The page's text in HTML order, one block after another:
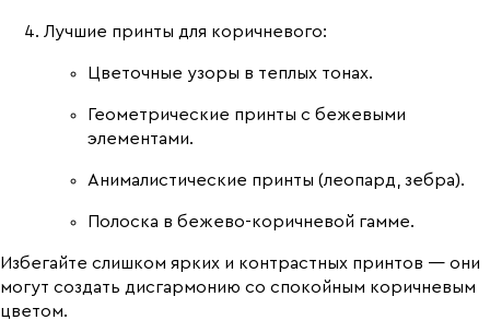
Лучшие принты для коричневого:
Цветочные узоры в теплых тонах.
Геометрические принты с бежевыми
элементами.
Анималистические принты (леопард, зебра).
Полоска в бежево-коричневой гамме.
Избегайте слишком ярких и контрастных принтов — они
могут создать дисгармонию со спокойным коричневым
цветом.